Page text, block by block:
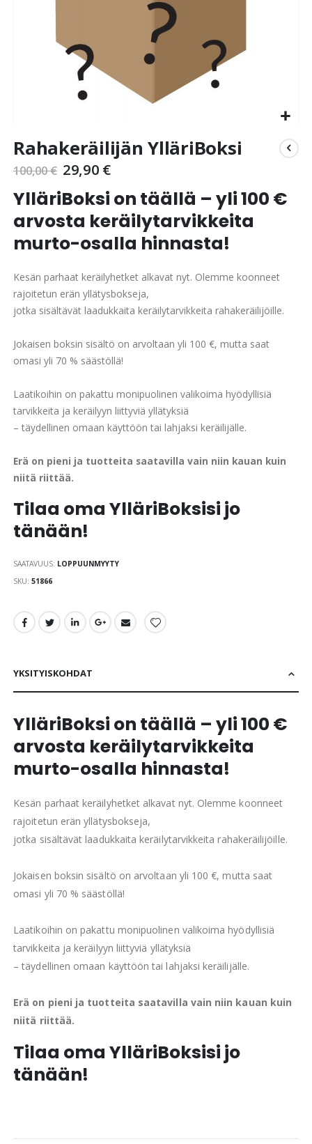
to
beginning
the
images
Rahakeräilijän YlläriBoksi
100,00 € 29,90 €
YlläriBoksi on täällä – yli 100 €
arvosta keräilytarvikkeita
murto-osalla hinnasta!
Kesän parhaat keräilyhetket alkavat nyt. Olemme koonneet
rajoitetun erän yllätysbokseja,
jotka sisältävät laadukkaita keräilytarvikkeita rahakeräilijöille.
Jokaisen boksin sisältö on arvoltaan yli 100 €, mutta saat
omasi yli 70 % säästöllä!
Laatikoihin on pakattu monipuolinen valikoima hyödyllisiä
tarvikkeita ja keräilyyn liittyviä yllätyksiä
– täydellinen omaan käyttöön tai lahjaksi keräilijälle.
Erä on pieni ja tuotteita saatavilla vain niin kauan kuin
niitä riittää.
Tilaa oma YlläriBoksisi jo
tänään!
SAATAVUUS: LOPPUUNMYYTY
SKU 51866
YKSITYISKOHDAT
YlläriBoksi on täällä – yli 100 €
arvosta keräilytarvikkeita
murto-osalla hinnasta!
Kesän parhaat keräilyhetket alkavat nyt. Olemme koonneet
rajoitetun erän yllätysbokseja,
jotka sisältävät laadukkaita keräilytarvikkeita rahakeräilijöille.
Jokaisen boksin sisältö on arvoltaan yli 100 €, mutta saat
omasi yli 70 % säästöllä!
Laatikoihin on pakattu monipuolinen valikoima hyödyllisiä
tarvikkeita ja keräilyyn liittyviä yllätyksiä
– täydellinen omaan käyttöön tai lahjaksi keräilijälle.
Erä on pieni ja tuotteita saatavilla vain niin kauan kuin
niitä riittää.
Tilaa oma YlläriBoksisi jo
tänään!